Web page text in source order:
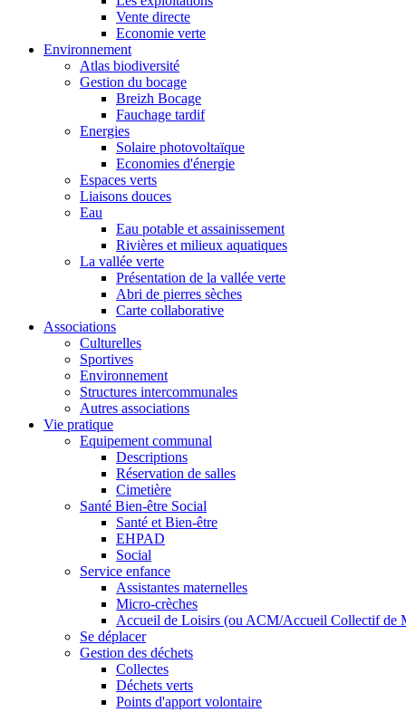
Vente directe
Economie verte
Environnement
Atlas biodiversité
Gestion du bocage
Breizh Bocage
Fauchage tardif
Energies
Solaire photovoltaïque
Economies d'énergie
Espaces verts
Liaisons douces
Eau
Eau potable et assainissement
Rivières et milieux aquatiques
La vallée verte
Présentation de la vallée verte
Abri de pierres sèches
Carte collaborative
Associations
Culturelles
Sportives
Environnement
Structures intercommunales
Autres associations
Vie pratique
Equipement communal
Descriptions
Réservation de salles
Cimetière
Santé Bien-être Social
Santé et Bien-être
EHPAD
Social
Service enfance
Assistantes maternelles
Micro-crèches
Accueil de Loisirs (ou ACM/Accueil Collectif de
Se déplacer
Gestion des déchets
Collectes
Déchets verts
Points d'apport volontaire